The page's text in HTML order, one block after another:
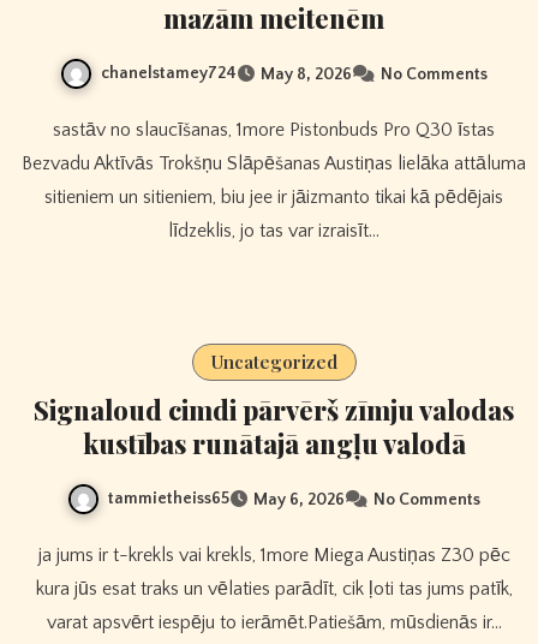
mazām meitenēm
chanelstamey724 May 8, 2026 No Comments
sastāv no slaucīšanas, 1more Pistonbuds Pro Q30 īstas
Bezvadu Aktīvās Trokšņu Slāpēšanas Austiņas lielāka attāluma
sitieniem un sitieniem, biu jee ir jāizmanto tikai kā pēdējais
līdzeklis, jo tas var izraisīt…
Uncategorized
Signaloud cimdi pārvērš zīmju valodas
kustības runātajā angļu valodā
tammietheiss65 May 6, 2026 No Comments
ja jums ir t-krekls vai krekls, 1more Miega Austiņas Z30 pēc
kura jūs esat traks un vēlaties parādīt, cik ļoti tas jums patīk,
varat apsvērt iespēju to ierāmēt.Patiešām, mūsdienās ir…